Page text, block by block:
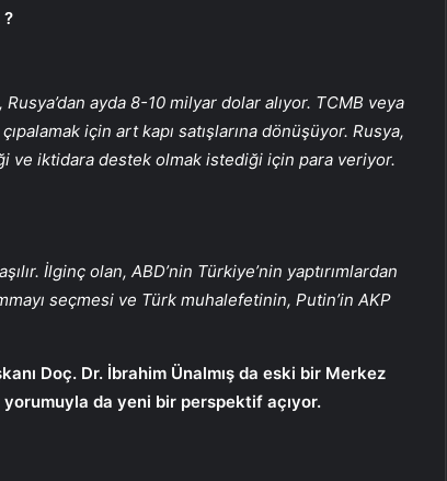
?
ayda 8-10 milyar dolar alıyor. TCMB veya
için art kapı satışlarına dönüşüyor. Rusya,
ve iktidara destek olmak istediği için para veriyor.
İlginç olan, ABD’nin Türkiye’nin yaptırımlardan
seçmesi ve Türk muhalefetinin, Putin’in AKP
Doç. Dr. İbrahim Ünalmış da eski bir Merkez
yorumuyla da yeni bir perspektif açıyor.